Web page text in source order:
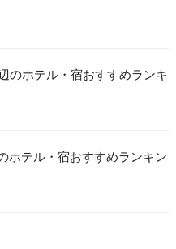
のホテル・宿おすすめランキ
ホテル・宿おすすめランキン